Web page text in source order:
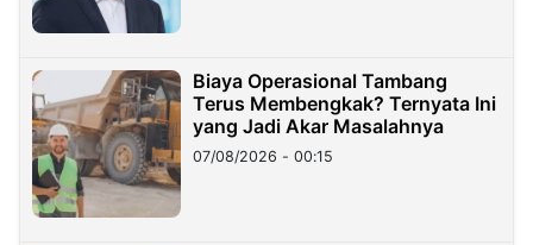
Biaya Operasional Tambang
Terus Membengkak? Ternyata Ini
yang Jadi Akar Masalahnya
07/08/2026 - 00:15